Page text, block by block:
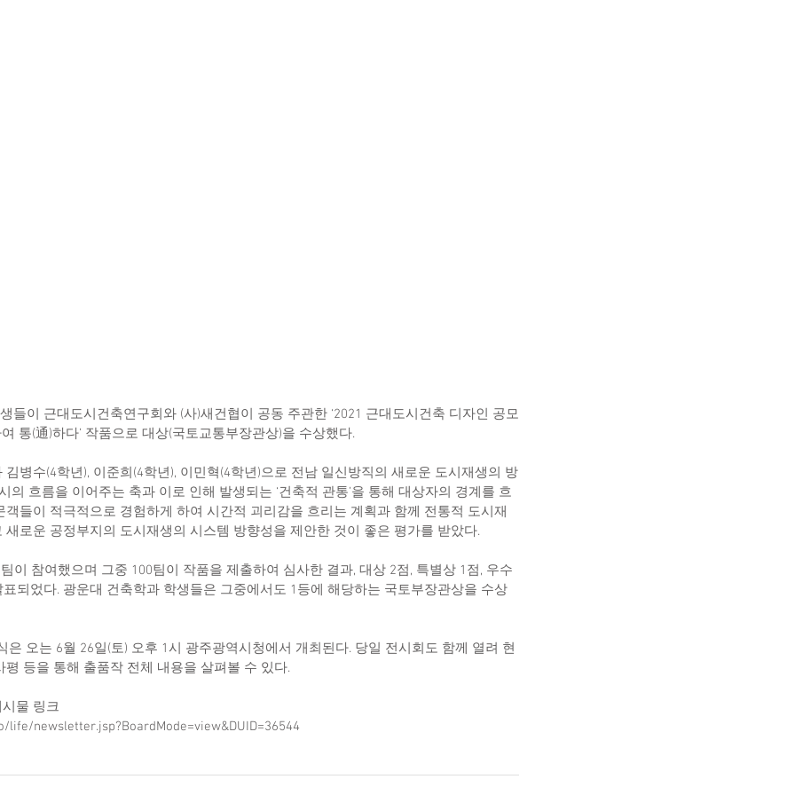
들이 근대도시건축연구회와 (사)새건협이 공동 주관한 ‘2021 근대도시건축 디자인 공모
여 통(通)하다’ 작품으로 대상(국토교통부장관상)을 수상했다.
병수(4학년), 이준희(4학년), 이민혁(4학년)으로 전남 일신방직의 새로운 도시재생의 방
의 흐름을 이어주는 축과 이로 인해 발생되는 ‘건축적 관통’을 통해 대상자의 경계를 흐
들이 적극적으로 경험하게 하여 시간적 괴리감을 흐리는 계획과 함께 전통적 도시재
새로운 공정부지의 도시재생의 시스템 방향성을 제안한 것이 좋은 평가를 받았다.
이 참여했으며 그중 100팀이 작품을 제출하여 심사한 결과, 대상 2점, 특별상 1점, 우수
되었다. 광운대 건축학과 학생들은 그중에서도 1등에 해당하는 국토부장관상을 수상
은 오는 6월 26일(토) 오후 1시 광주광역시청에서 개최된다. 당일 전시회도 함께 열려 현
등을 통해 출품작 전체 내용을 살펴볼 수 있다.
시물 링크
newsletter.jsp?BoardMode=view&DUID=36544